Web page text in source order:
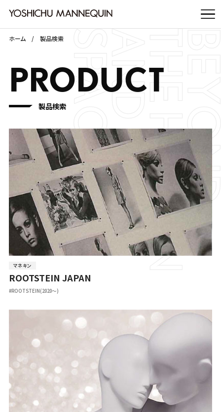
ホーム 製品検索
PRODUCT
製品検索
マネキン
ROOTSTEIN JAPAN
#ROOTSTEIN(2020～)